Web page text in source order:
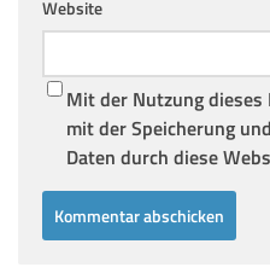
Website
Mit der Nutzung
mit der Speicherung
Daten durch diese